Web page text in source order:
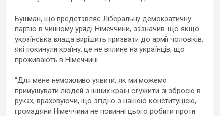
Бушман, що представляє Ліберальну демократичну
партію в чинному уряді Німеччини, зазначив, що якщо
українська влада вирішить призвати до армії чоловіків,
які покинули країну, це не вплине на українців, що
проживають в Німеччині.
“Для мене неможливо уявити, як ми можемо
примушувати людей з інших країн служити зі зброєю в
руках, враховуючи, що згідно з нашою конституцією,
громадяни Німеччини не повинні цього робити проти